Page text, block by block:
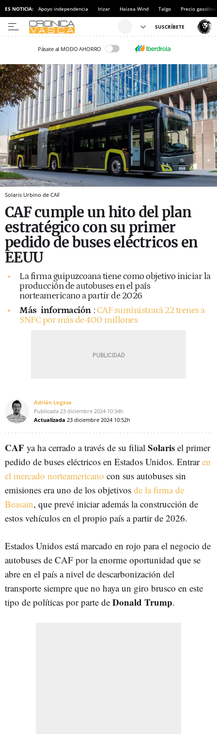
ES NOTICIA: Apoyo independencia Irizar Haizea Wind Talgo Precio gasolina
Pásate al MODO AHORRO
Solaris Urbino de CAF
CAF cumple un hito del plan
estratégico con su primer
pedido de buses eléctricos en
EEUU
La firma guipuzcoana tiene como objetivo iniciar la
producción de autobuses en el país
norteamericano a partir de 2026
Más información : CAF suministrará 22 trenes a
SNFC por más de 400 millones
Adrián Legasa
Publicada 23 diciembre 2024 10:34h
Actualizada 23 diciembre 2024 10:52h
CAF ya ha cerrado a través de su filial Solaris el primer
pedido de buses eléctricos en Estados Unidos. Entraren
el mercado norteamericano con sus autobuses sin
emisiones era uno de los objetivos de la firma de
Beasain, que prevé iniciar además la construcción de
estos vehículos en el propio país a partir de 2026.
Estados Unidos está marcado en rojo para el negocio de
autobuses de CAF por la enorme oportunidad que se
abre en el país a nivel de descarbonización del
transporte siempre que no haya un giro brusco en este
tipo de políticas por parte de Donald Trump.